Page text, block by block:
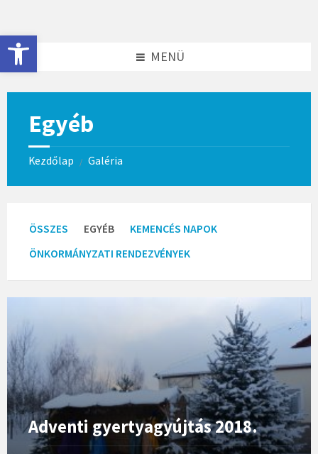
Eszköztár megnyitása
content
footer
MENÜ
Egyéb
Kezdőlap / Galéria
ÖSSZES EGYÉB
KEMENCÉS NAPOK
ÖNKORMÁNYZATI RENDEZVÉNYEK
Adventi gyertyagyújtás 2018.